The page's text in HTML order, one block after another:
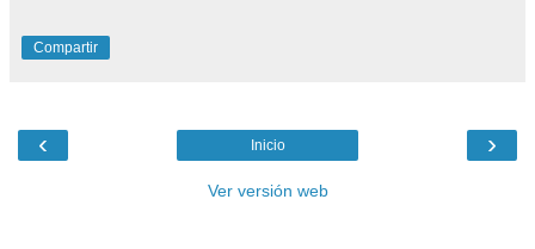
Compartir
‹ ›
Inicio
Ver versión web